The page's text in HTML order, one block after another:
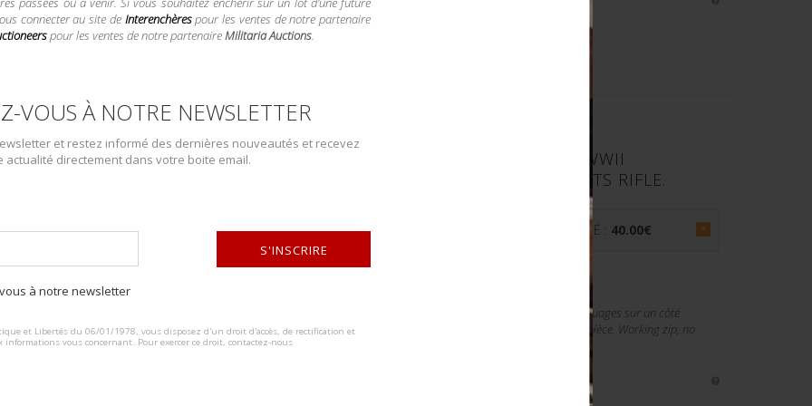
connecter au site de Interenchèrespour les ventes de notre partenaire
pour les ventes de notre partenaireMilitaria Auctions
VOUS À NOTRE NEWSLETTER
et restez informé des dernières nouveautés et recevez
actualité directement dans votre boite email.
à notre newsletter
S'INSCRIRE
et Libertés du 06/01/1978, vous disposez d'un droit d'accès, de rectification et
informations vous concernant. Pour exercer ce droit, contactez-nous
PLUS DE DÉTAILS
Lot n° : 1070
HOUSSE D'ARMEMENT POUR VÉHICULE. WWII
WATERPROOF CANVAS COVER FOR JEEP FITS RIFLE.
ESTIMATION :40.00 PRIX ADJUGÉ : 40.00€ =
En forte toile kaki étanche, la fermeture éclaire est fonctionnelle. Marquages sur un côté
Universal Rifle Case D78207. A noter une légère usure et patine de la pièce. Working zip, no
holes....